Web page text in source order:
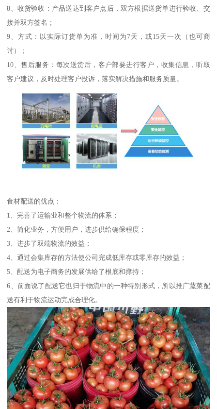
8、收货验收：产品送达到客户点后，双方根据送货单进行验收、交
接并双方签名；
9、方式：以实际订货单为准，时间为7天，或15天一次（也可商
讨）；
10、售后服务：每次送货后，客户部要进行客户，收集信息，听取
客户建议，及时处理客户投诉，落实解决措施和服务质量。
食材配送的优点：
1、完善了运输业和整个物流的体系；
2、简化业务，方便用户，进步供给确保程度；
3、进步了双端物流的效益；
4、通过会集库存的方法使公司完成低库存或零库存的效益；
5、配送为电子商务的发展供给了根底和撑持；
6、前面说了配送它也归于物流中的一种特别形式，所以推广蔬菜配
送有利于物流运动完成合理化。